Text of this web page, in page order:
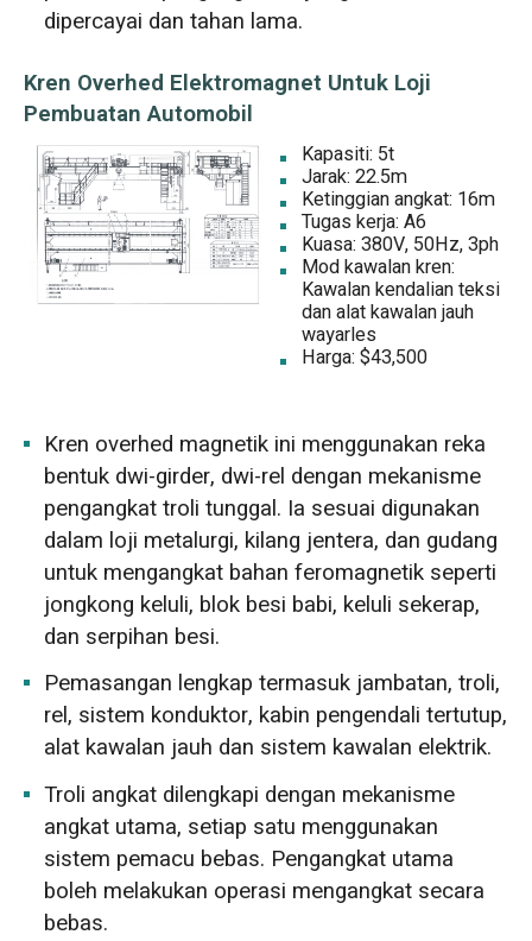
dipercayai dan tahan lama.
Kren Overhed Elektromagnet Untuk Loji
Pembuatan Automobil
Kapasiti: 5t
Jarak: 22.5m
Ketinggian angkat: 16m
Tugas kerja: A6
Kuasa: 380V, 50Hz, 3ph
Mod kawalan kren:
Kawalan kendalian teksi
dan alat kawalan jauh
wayarles
Harga: $43,500
Kren overhed magnetik ini menggunakan reka
bentuk dwi-girder, dwi-rel dengan mekanisme
pengangkat troli tunggal. Ia sesuai digunakan
dalam loji metalurgi, kilang jentera, dan gudang
untuk mengangkat bahan feromagnetik seperti
jongkong keluli, blok besi babi, keluli sekerap,
dan serpihan besi.
Pemasangan lengkap termasuk jambatan, troli,
rel, sistem konduktor, kabin pengendali tertutup,
alat kawalan jauh dan sistem kawalan elektrik.
Troli angkat dilengkapi dengan mekanisme
angkat utama, setiap satu menggunakan
sistem pemacu bebas. Pengangkat utama
boleh melakukan operasi mengangkat secara
bebas.